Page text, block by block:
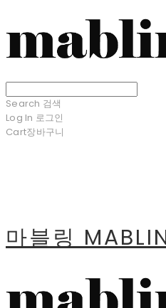
Search 검색
Log In 로그인
Cart장바구니
마블링